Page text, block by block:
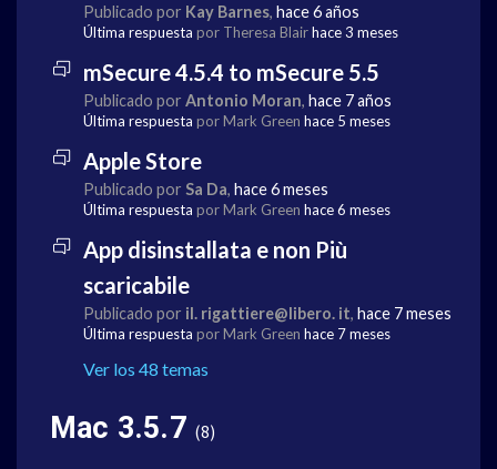
Publicado por Kay Barnes, hace 6 años
Última respuesta por Theresa Blairhace 3 meses
mSecure 4.5.4 to mSecure 5.5
Publicado por Antonio Moran, hace 7 años
Última respuesta por Mark Green hace 5 meses
Apple Store
Publicado por Sa Da, hace 6 meses
Última respuesta por Mark Green hace 6 meses
App disinstallata e non Più
scaricabile
Publicado por il. rigattiere@libero. it, hace 7 meses
Última respuesta por Mark Green hace 7 meses
Ver los 48 temas
Mac 3.5.7 8